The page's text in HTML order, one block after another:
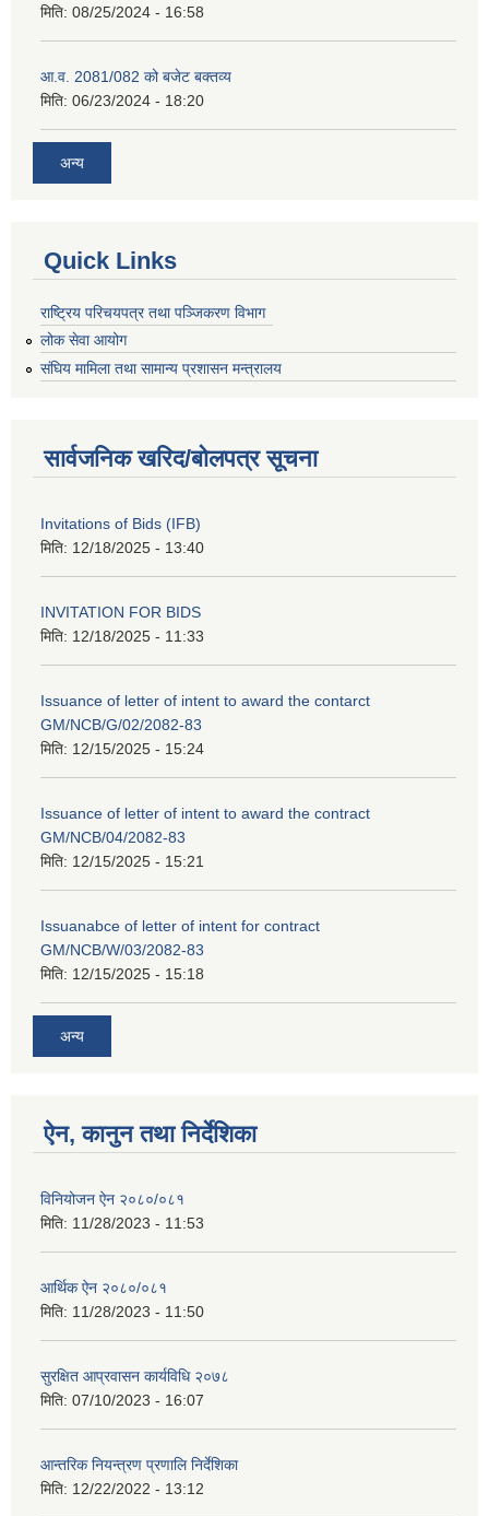
मिति: 08/25/2024 - 16:58
आ.व. 2081/082 को बजेट बक्तव्य
मिति: 06/23/2024 - 18:20
अन्य
Quick Links
राष्ट्रिय परिचयपत्र तथा पञ्जिकरण विभाग
लोक सेवा आयोग
संघिय मामिला तथा सामान्य प्रशासन मन्त्रालय
सार्वजनिक खरिद/बोलपत्र सूचना
Invitations of Bids (IFB)
मिति: 12/18/2025 - 13:40
INVITATION FOR BIDS
मिति: 12/18/2025 - 11:33
Issuance of letter of intent to award the contarct
GM/NCB/G/02/2082-83
मिति: 12/15/2025 - 15:24
Issuance of letter of intent to award the contract
GM/NCB/04/2082-83
मिति: 12/15/2025 - 15:21
Issuanabce of letter of intent for contract
GM/NCB/W/03/2082-83
मिति: 12/15/2025 - 15:18
अन्य
ऐन, कानुन तथा निर्देशिका
विनियोजन ऐन २०८०/०८१
मिति: 11/28/2023 - 11:53
आर्थिक ऐन २०८०/०८१
मिति: 11/28/2023 - 11:50
सुरक्षित आप्रवासन कार्यविधि २०७८
मिति: 07/10/2023 - 16:07
आन्तरिक नियन्त्रण प्रणालि निर्देशिका
मिति: 12/22/2022 - 13:12